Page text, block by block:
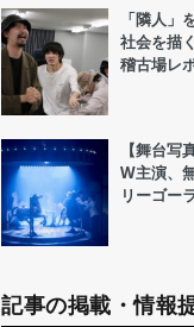
「隣人」
社会を描
稽古場レ
【舞台写
W主演、
リーゴー
記事の掲載・情報